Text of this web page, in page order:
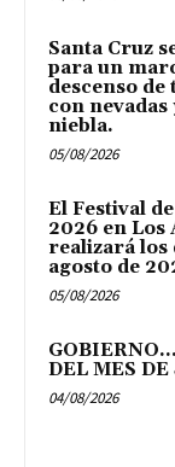
Santa Cruz
para un
descenso
con nevadas
niebla.
05/08/2026
El Festival
2026 en Los
realizará los
agosto de
05/08/2026
DEL MES
04/08/2026